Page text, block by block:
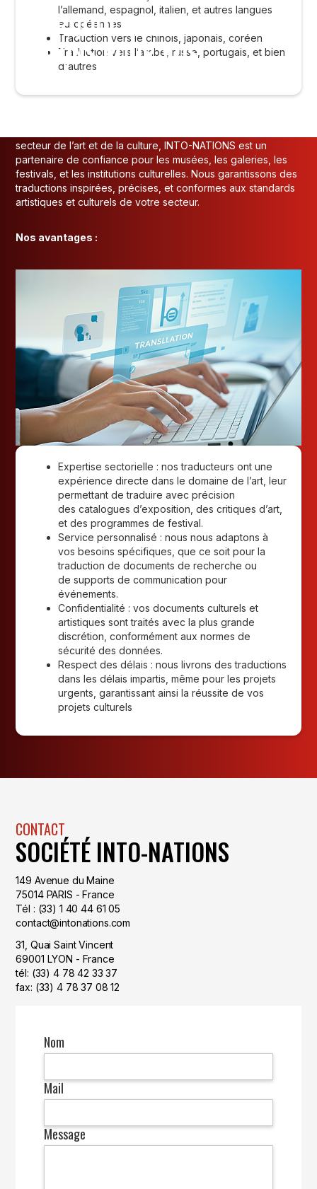
l’allemand, espagnol, italien, et autres langues
européennes
Traduction vers le chinois, japonais, coréen
Traduction vers l’arabe, russe, portugais, et bien
d'autres
POURQUOI CHOISIR INTO-
NATIONS POUR VOS
TRADUCTIONS DANS L’ART ET
secteur de l’art et de la culture, INTO-NATIONS est un
partenaire de confiance pour les musées, les galeries, les
festivals, et les institutions culturelles. Nous garantissons des
traductions inspirées, précises, et conformes aux standards
artistiques et culturels de votre secteur.
Nos avantages :
Expertise sectorielle : nos traducteurs ont une
expérience directe dans le domaine de l’art, leur
permettant de traduire avec précision
des catalogues d’exposition, des critiques d’art,
et des programmes de festival.
Service personnalisé : nous nous adaptons à
vos besoins spécifiques, que ce soit pour la
traduction de documents de recherche ou
de supports de communication pour
événements.
Confidentialité : vos documents culturels et
artistiques sont traités avec la plus grande
discrétion, conformément aux normes de
sécurité des données.
Respect des délais : nous livrons des traductions
dans les délais impartis, même pour les projets
urgents, garantissant ainsi la réussite de vos
projets culturels
CONTACT
SOCIÉTÉ INTO-NATIONS
149 Avenue du Maine
75014 PARIS - France
Tél : (33) 1 40 44 61 05
contact@intonations.com
31, Quai Saint Vincent
69001 LYON - France
tél: (33) 4 78 42 33 37
fax: (33) 4 78 37 08 12
Nom
Mail
Message